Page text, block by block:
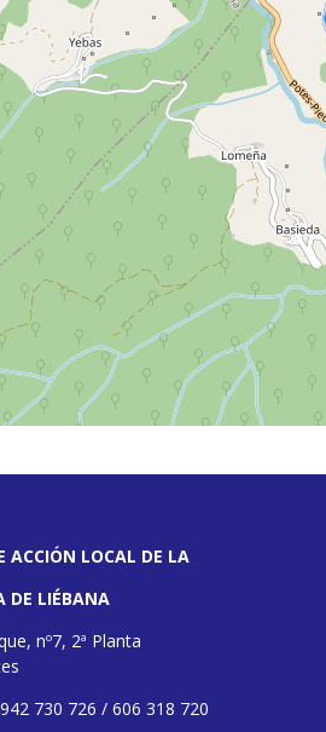
ACCIÓN LOCAL DE LA
DE LIÉBANA
nº7, 2ª Planta
730 726 / 606 318 720